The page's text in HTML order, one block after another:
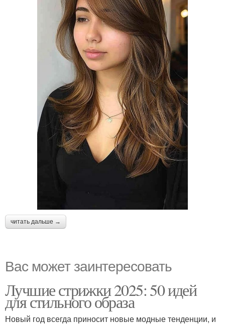
читать дальше →
Вас может заинтересовать
Лучшие стрижки 2025: 50 идей
для стильного образа
Новый год всегда приносит новые модные тенденции, и